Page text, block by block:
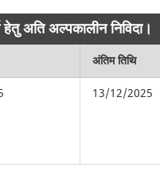
अति अल्पकालीन निविदा।
अंतिम तिथि
13/12/2025